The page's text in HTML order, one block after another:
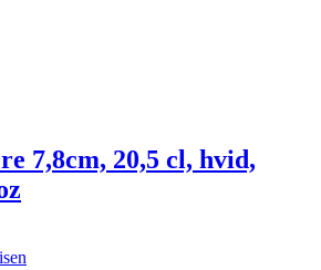
7,8cm, 20,5 cl, hvid,